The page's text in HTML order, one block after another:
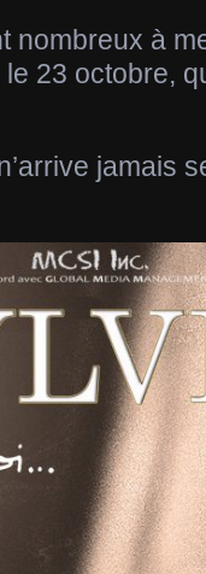
nombreux à
23 octobre,
jamais